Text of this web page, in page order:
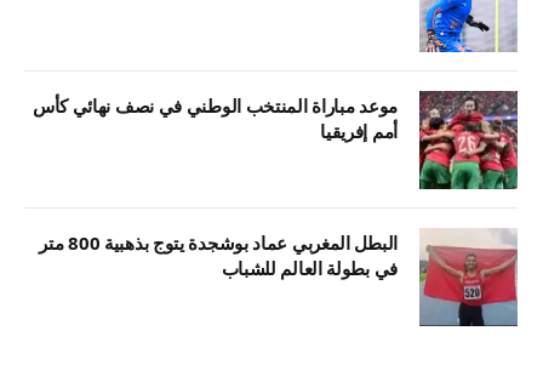
موعد مباراة المنتخب الوطني في نصف نهائي كأس
أمم إفريقيا
البطل المغربي عماد بوشجدة يتوج بذهبية 800 متر
في بطولة العالم للشباب